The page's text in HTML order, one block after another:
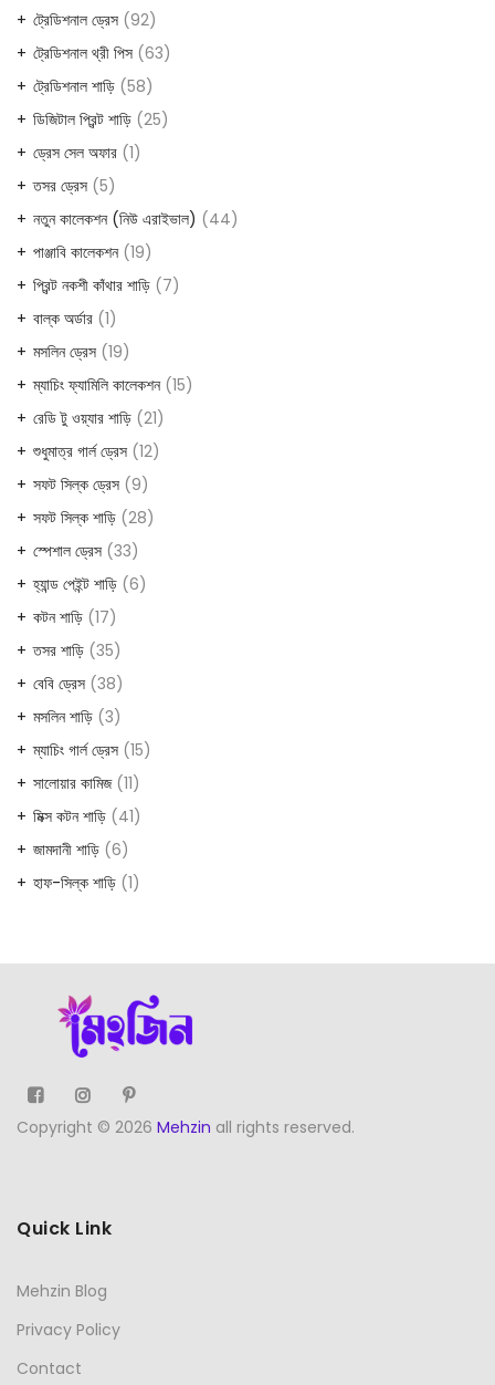
products
ট্রেডিশনাল ড্রেস 9292
products
ট্রেডিশনাল থ্রী পিস 6363
ট্রেডিশনাল শাড়ি 5858
products
ডিজিটাল প্রিন্ট শাড়ি 2525
ড্রেস সেল অফার 11
তসর ড্রেস 55
products
নতুন কালেকশন (নিউ এরাইভাল) 4444
পাঞ্জাবি কালেকশন 1919
products
প্রিন্ট নকশী কাঁথার শাড়ি 77
বাল্ক অর্ডার 11
product
মসলিন ড্রেস 1919
products
ম্যাচিং ফ্যামিলি কালেকশন 1515
রেডি টু ওয়্যার শাড়ি 2121
products
শুধুমাত্র গার্ল ড্রেস 1212
সফট সিল্ক ড্রেস 99
products
সফট সিল্ক শাড়ি 2828
স্পেশাল ড্রেস 3333
products
হ্যান্ড পেইন্ট শাড়ি 66
কটন শাড়ি 1717
products
তসর শাড়ি 3535
products
বেবি ড্রেস 3838
products
মসলিন শাড়ি 33
products
ম্যাচিং গার্ল ড্রেস 1515
সালোয়ার কামিজ 1111
products
মিক্স কটন শাড়ি 4141
জামদানী শাড়ি 66
products
হাফ-সিল্ক শাড়ি 11
Copyright © 2026 Mehzin all rights reserved.
Quick Link
Mehzin Blog
Privacy Policy
Contact